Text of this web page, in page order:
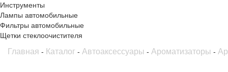
Инструменты
Лампы автомобильные
Фильтры автомобильные
Щетки стеклоочистителя
Главная - Каталог - Автоаксессуары - Ароматизаторы -